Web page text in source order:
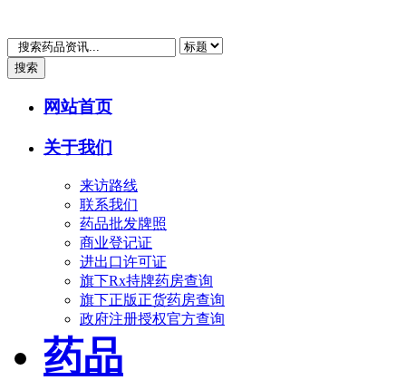
搜索
网站首页
关于我们
来访路线
联系我们
药品批发牌照
商业登记证
进出口许可证
旗下Rx持牌药房查询
旗下正版正货药房查询
政府注册授权官方查询
药品